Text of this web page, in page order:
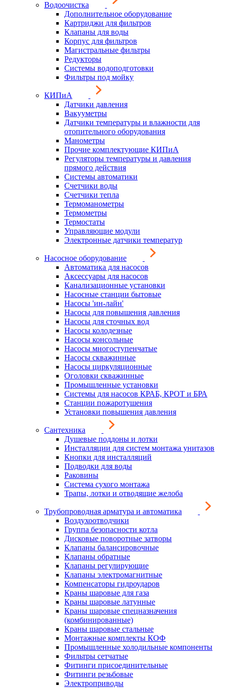
Водоочистка
Дополнительное оборудование
Картриджи для фильтров
Клапаны для воды
Корпус для фильтров
Магистральные фильтры
Редукторы
Системы водоподготовки
Фильтры под мойку
КИПиА
Датчики давления
Вакууметры
Датчики температуры и влажности для
отопительного оборудования
Манометры
Прочие комплектующие КИПиА
Регуляторы температуры и давления
прямого действия
Системы автоматики
Счетчики воды
Счетчики тепла
Термоманометры
Термометры
Термостаты
Управляющие модули
Электронные датчики температур
Насосное оборудование
Автоматика для насосов
Аксессуары для насосов
Канализационные установки
Насосные станции бытовые
Насосы 'ин-лайн'
Насосы для повышения давления
Насосы для сточных вод
Насосы колодезные
Насосы консольные
Насосы многоступенчатые
Насосы скважинные
Насосы циркуляционные
Оголовки скважинные
Промышленные установки
Системы для насосов КРАБ, КРОТ и БРА
Станции пожаротушения
Установки повышения давления
Сантехника
Душевые поддоны и лотки
Инсталляции для систем монтажа унитазов
Кнопки для инсталляций
Подводки для воды
Раковины
Система сухого монтажа
Трапы, лотки и отводящие желоба
Трубопроводная арматура и автоматика
Воздухоотводчики
Группа безопасности котла
Дисковые поворотные затворы
Клапаны балансировочные
Клапаны обратные
Клапаны регулирующие
Клапаны электромагнитные
Компенсаторы гидроударов
Краны шаровые для газа
Краны шаровые латунные
Краны шаровые спецназначения
(комбинированные)
Краны шаровые стальные
Монтажные комплекты КОФ
Промышленные холодильные компоненты
Фильтры сетчатые
Фитинги присоединительные
Фитинги резьбовые
Электроприводы